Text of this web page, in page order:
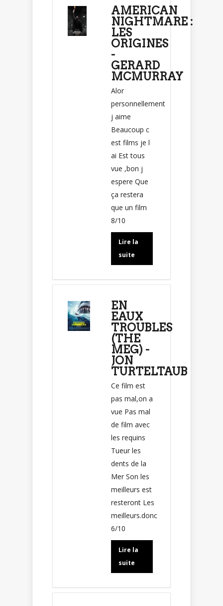
AMERICAN
NIGHTMARE :
LES
ORIGINES
-
GERARD
MCMURRAY
Alor
personnellement
j aime
Beaucoup c
est films je l
ai Est tous
vue ,bon j
espere Que
ça restera
que un film
8/10
Lire la
suite
EN
EAUX
TROUBLES
(THE
MEG) -
JON
TURTELTAUB
Ce film est
pas mal,on a
vue Pas mal
de film avec
les requins
Tueur les
dents de la
Mer Son les
meilleurs est
resteront Les
meilleurs.donc
6/10
Lire la
suite